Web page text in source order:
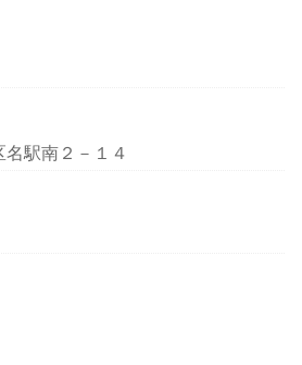
駅南２－１４